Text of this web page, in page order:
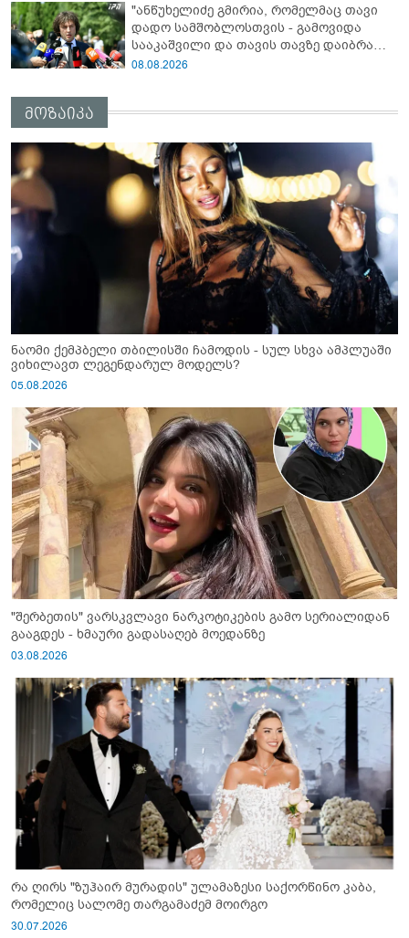
დანაშაული ჩვენი სახელმწიფოს წინაშე"
"ანწუხელიძე გმირია, რომელმაც თავი
დადო სამშობლოსთვის - გამოვიდა
სააკაშვილი და თავის თავზე დაიბრალა
ანწუხელიძის გმირობა, სამარცხვინო
ამგვარს სთხოვდნენ მას"
08.08.2026
მოზაიკა
ნაომი ქემპბელი თბილისში ჩამოდის - სულ სხვა ამპლუაში
ვიხილავთ ლეგენდარულ მოდელს?
05.08.2026
"შერბეთის" ვარსკვლავი ნარკოტიკების გამო სერიალიდან
გააგდეს - ხმაური გადასაღებ მოედანზე
03.08.2026
რა ღირს "ზუჰაირ მურადის" ულამაზესი საქორწინო კაბა,
რომელიც სალომე თარგამაძემ მოირგო
30.07.2026